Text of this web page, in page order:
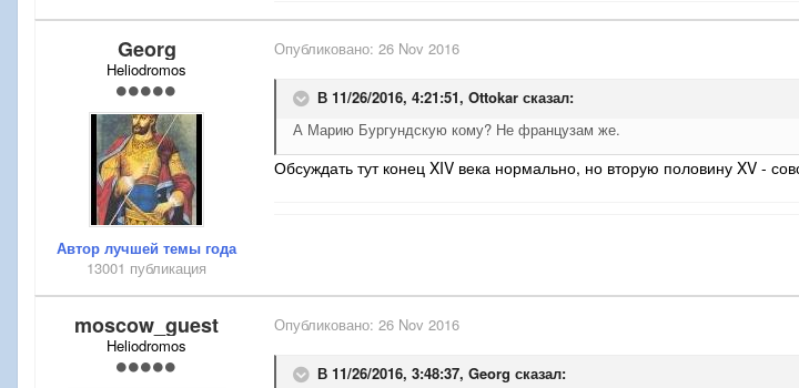
Georg
Heliodromos
Автор лучшей темы года
13001 публикация
Опубликовано: 26 Nov 2016
В 11/26/2016, 4:21:51, Ottokar сказал:
А Марию Бургундскую кому? Не французам же.
Обсуждать тут конец XIV века нормально, но вторую половину XV -
moscow_guest
Heliodromos
Опубликовано: 26 Nov 2016
В 11/26/2016, 3:48:37, Georg сказал: